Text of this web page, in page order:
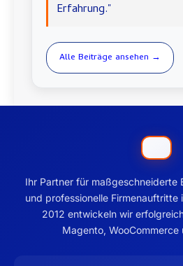
Erfahrung."
Alle Beiträge ansehen →
Ihr Partner für maßgeschneiderte
und professionelle Firmenauftritte
2012 entwickeln wir
Magento, WooCommerce